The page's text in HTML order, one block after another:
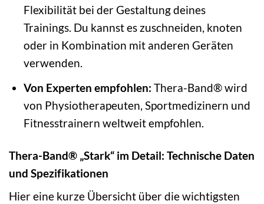
Flexibilität bei der Gestaltung deines
Trainings. Du kannst es zuschneiden, knoten
oder in Kombination mit anderen Geräten
verwenden.
Von Experten empfohlen: Thera-Band® wird
von Physiotherapeuten, Sportmedizinern und
Fitnesstrainern weltweit empfohlen.
Thera-Band® „Stark“ im Detail: Technische Daten
und Spezifikationen
Hier eine kurze Übersicht über die wichtigsten